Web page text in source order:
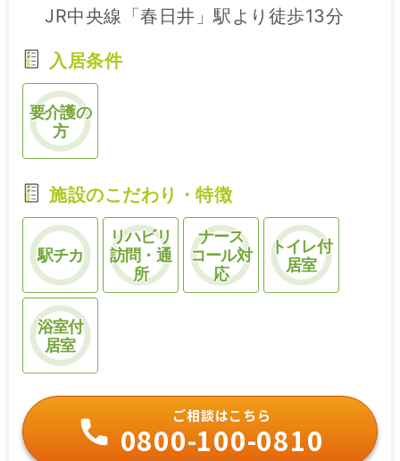
JR中央線「春日井」駅より徒歩13分
入居条件
要介護の
方
施設のこだわり・特徴
駅チカ
リハビリ
訪問・通
所
ナース
コール対
応
トイレ付
居室
浴室付
居室
ご相談はこちら
0800-100-0810